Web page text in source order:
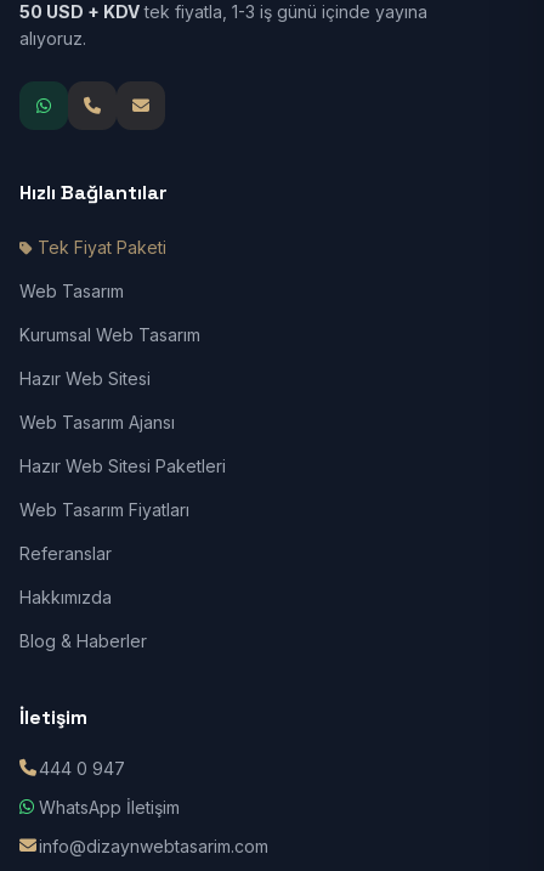
50 USD + KDVtek fiyatla, 1-3 iş günü içinde yayına
alıyoruz.
Hızlı Bağlantılar
Tek Fiyat Paketi
Web Tasarım
Kurumsal Web Tasarım
Hazır Web Sitesi
Web Tasarım Ajansı
Hazır Web Sitesi Paketleri
Web Tasarım Fiyatları
Referanslar
Hakkımızda
Blog & Haberler
İletişim
444 0 947
WhatsApp İletişim
info@dizaynwebtasarim.com